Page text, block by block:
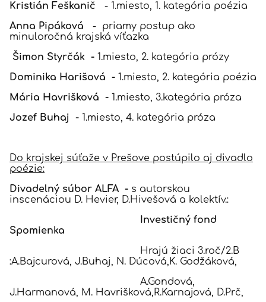
Kristián Feškanič - 1.miesto, 1. kategória poézia
Anna Pipáková - priamy postup ako
minuloročná krajská víťazka
Šimon Styrčák - 1.miesto, 2. kategória prózy
Dominika Harišová - 1.miesto, 2. kategória poézia
Mária Havrišková - 1.miesto, 3.kategória próza
Jozef Buhaj - 1.miesto, 4. kategória próza
Do krajskej súťaže v Prešove postúpilo aj divadlo
poézie:
Divadelný súbor ALFA - s autorskou
inscenáciou D. Hevier, D.Hivešová a kolektív.:
Investičný fond
Spomienka
Hrajú žiaci 3.roč/2.B
:A.Bajcurová, J.Buhaj, N. Dúcová,K. Godžáková,
A.Gondová,
J.Harmanová, M. Havrišková,R.Karnajová, D.Prč,